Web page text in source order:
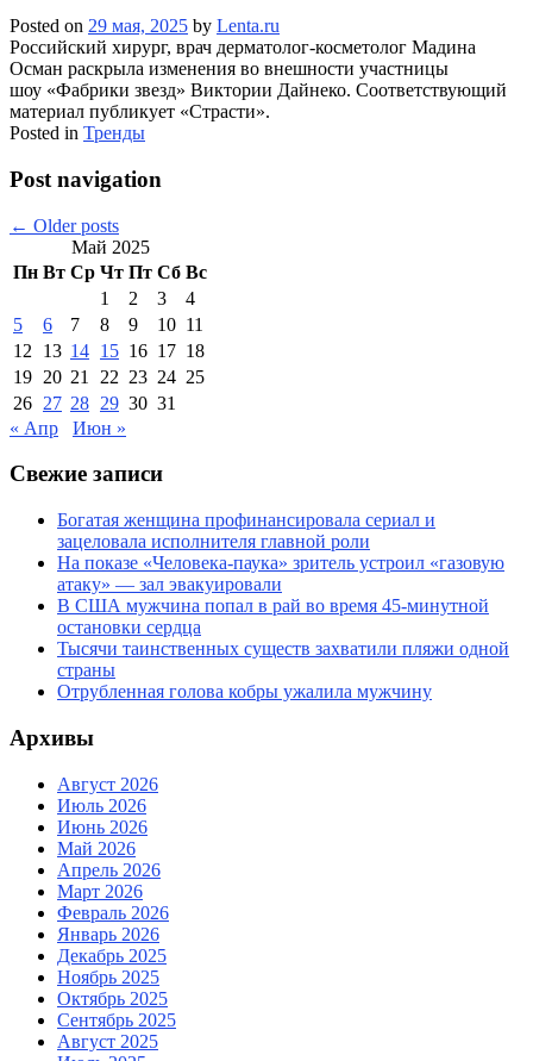
Posted on 29 мая, 2025 by Lenta.ru
Российский хирург, врач дерматолог-косметолог Мадина
Осман раскрыла изменения во внешности участницы
шоу «Фабрики звезд» Виктории Дайнеко. Соответствующий
материал публикует «Страсти».
Posted in Тренды
Post navigation
← Older posts
Май 2025
Пн Вт Ср Чт Пт Сб Вс
1
2 3
4
5
6 7 8 9 10 11
12
13 14 15 16 17 18
19 20 21 22 23 24 25
26 27 28 29 30 31
« Апр
Июн »
Свежие записи
Богатая женщина профинансировала сериал и
зацеловала исполнителя главной роли
На показе «Человека-паука» зритель устроил «газовую
атаку» — зал эвакуировали
В США мужчина попал в рай во время 45-минутной
остановки сердца
Тысячи таинственных существ захватили пляжи одной
страны
Отрубленная голова кобры ужалила мужчину
Архивы
Август 2026
Июль 2026
Июнь 2026
Май 2026
Апрель 2026
Март 2026
Февраль 2026
Январь 2026
Декабрь 2025
Ноябрь 2025
Октябрь 2025
Сентябрь 2025
Август 2025